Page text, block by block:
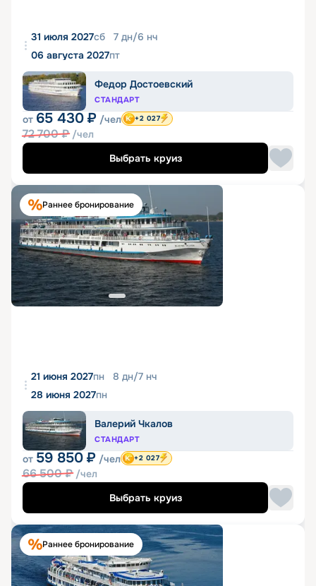
31 июля 2027сб 7 дн/6 нч
06 августа 2027пт
Федор Достоевский
СТАНДАРТ
от 65 430 ₽ /чел
72 700₽ /чел
+2 027
Выбрать круиз
Раннее бронирование
21 июня 2027пн 8 дн/7 нч
28 июня 2027пн
Валерий Чкалов
СТАНДАРТ
от 59 850 ₽ /чел
66 500₽ /чел
+2 027
Выбрать круиз
Раннее бронирование